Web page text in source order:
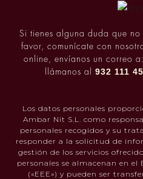
Si tienes alguna duda que
favor, comunícate con
online, envíanos un correo a:
llámanos al 932 111
Los datos personales
Ambar Nit S.L. como
personales recogidos y su
responder a la solicitud de
gestión de los servicios
personales se almacenan en
(«EEE») y pueden ser